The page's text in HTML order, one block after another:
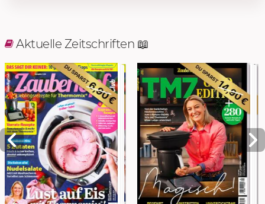
Aktuelle Zeitschriften 📖